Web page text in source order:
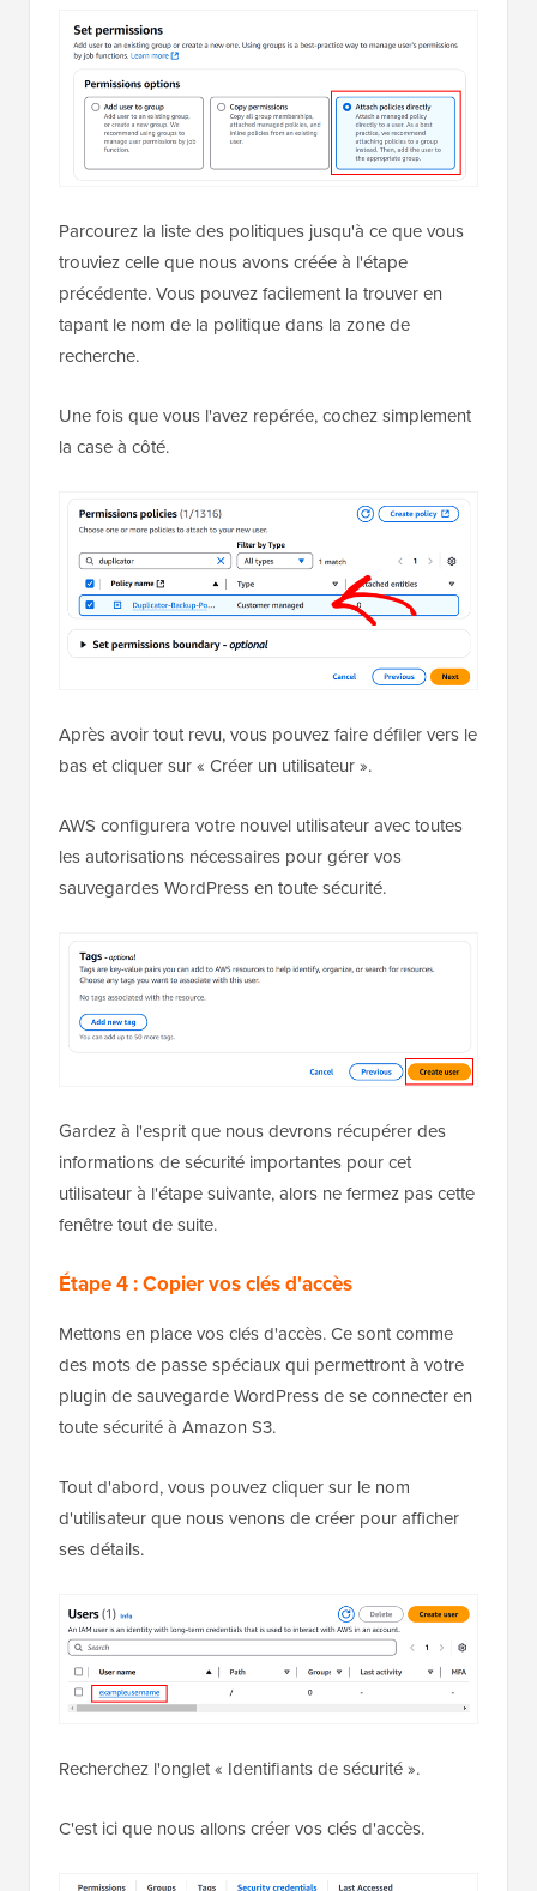
Parcourez la liste des politiques jusqu'à ce que vous
trouviez celle que nous avons créée à l'étape
précédente. Vous pouvez facilement la trouver en
tapant le nom de la politique dans la zone de
recherche.
Une fois que vous l'avez repérée, cochez simplement
la case à côté.
Après avoir tout revu, vous pouvez faire défiler vers le
bas et cliquer sur « Créer un utilisateur ».
AWS configurera votre nouvel utilisateur avec toutes
les autorisations nécessaires pour gérer vos
sauvegardes WordPress en toute sécurité.
Gardez à l'esprit que nous devrons récupérer des
informations de sécurité importantes pour cet
utilisateur à l'étape suivante, alors ne fermez pas cette
fenêtre tout de suite.
Étape 4 : Copier vos clés d'accès
Mettons en place vos clés d'accès. Ce sont comme
des mots de passe spéciaux qui permettront à votre
plugin de sauvegarde WordPress de se connecter en
toute sécurité à Amazon S3.
Tout d'abord, vous pouvez cliquer sur le nom
d'utilisateur que nous venons de créer pour afficher
ses détails.
Recherchez l'onglet « Identifiants de sécurité ».
C'est ici que nous allons créer vos clés d'accès.